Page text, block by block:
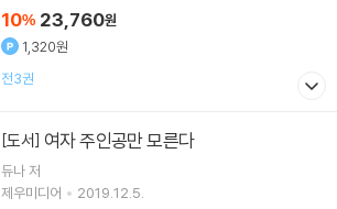
10% 23,760원
1,320원
전3권
[도서] 여자 주인공만 모른다
듀나저
제우미디어
2019.12.5.